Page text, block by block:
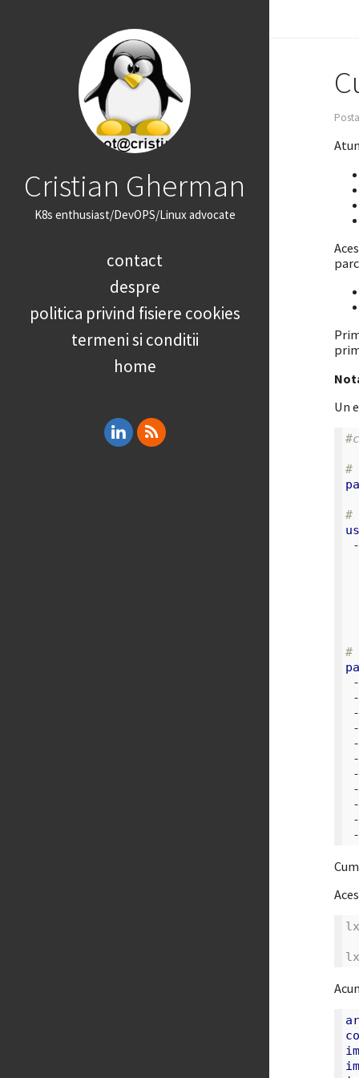
Cristian Gherman
K8s enthusiast/DevOPS/Linux advocate
contact
despre
politica privind fisiere cookies
termeni si conditii
home
Un
#
#
-
#
-
-
-
-
-
-
-
-
-
-
-